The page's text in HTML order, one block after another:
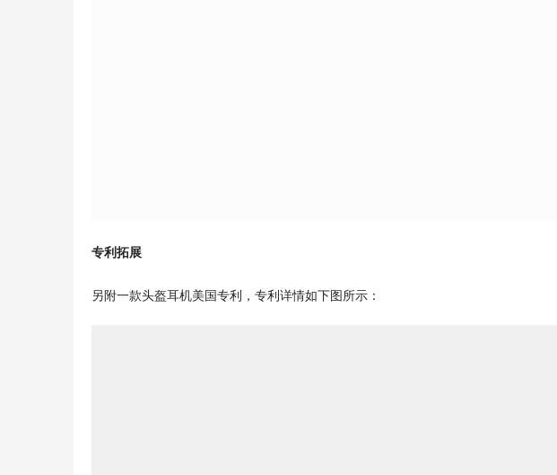
专利拓展
另附一款头盔耳机美国专利，专利详情如下图所示：